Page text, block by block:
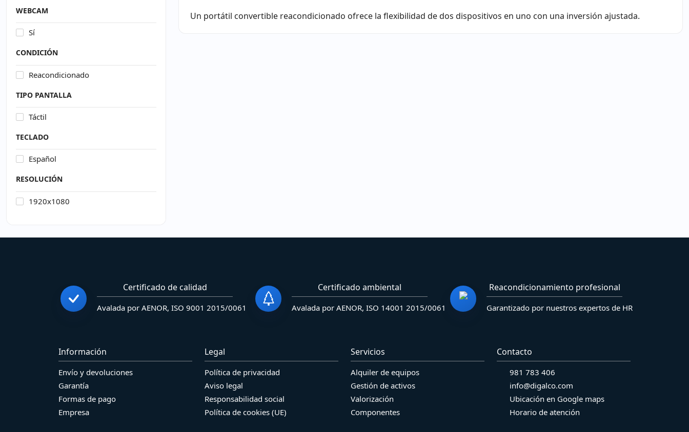
WEBCAM
Sí
CONDICIÓN
Reacondicionado
TIPO PANTALLA
Táctil
TECLADO
Español
RESOLUCIÓN
1920x1080
Un portátil convertible reacondicionado ofrece la flexibilidad de dos dispositivos en uno con una inversión ajustada.
Certificado de calidad
Avalada por AENOR, ISO 9001 2015/0061
Certificado ambiental
Avalada por AENOR, ISO 14001 2015/0061
Reacondicionamiento profesional
Garantizado por nuestros expertos de HR
Información
Envío y devoluciones
Garantía
Formas de pago
Empresa
Legal
Política de privacidad
Aviso legal
Responsabilidad social
Política de cookies (UE)
Servicios
Alquiler de equipos
Gestión de activos
Valorización
Componentes
Contacto
981 783 406
info@digalco.com
Ubicación en Google maps
Horario de atención